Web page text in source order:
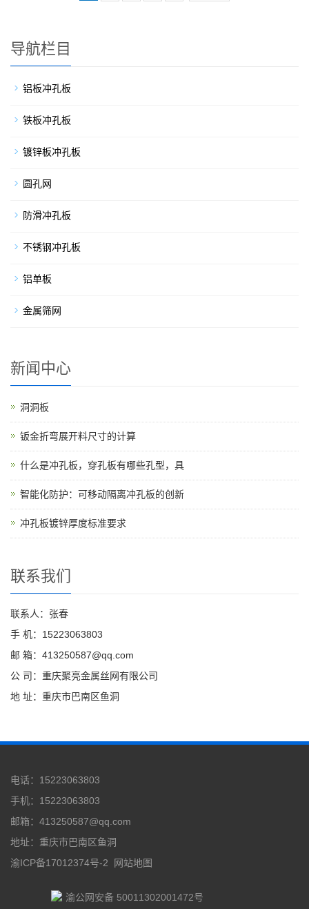
导航栏目
铝板冲孔板
铁板冲孔板
镀锌板冲孔板
圆孔网
防滑冲孔板
不锈钢冲孔板
铝单板
金属筛网
新闻中心
洞洞板
钣金折弯展开料尺寸的计算
什么是冲孔板，穿孔板有哪些孔型，具
智能化防护：可移动隔离冲孔板的创新
冲孔板镀锌厚度标准要求
联系我们
联系人：张春
手 机：15223063803
邮 箱：413250587@qq.com
公 司：重庆聚亮金属丝网有限公司
地 址：重庆市巴南区鱼洞
电话：15223063803
手机：15223063803
邮箱：413250587@qq.com
地址：重庆市巴南区鱼洞
渝ICP备17012374号-2
网站地图
渝公网安备 50011302001472号